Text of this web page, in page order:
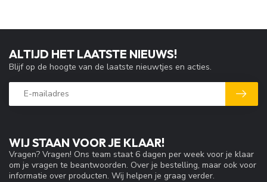
WIJ STAAN VOOR JE KLAAR!
Vragen? Vragen! Ons team staat 6 dagen per week voor je klaar
om je vragen te beantwoorden. Over je bestelling, maar ook voor
informatie over producten. Wij helpen je graag verder.
ALTIJD HET LAATSTE NIEUWS!
Blijf op de hoogte van de laatste nieuwtjes en acties.